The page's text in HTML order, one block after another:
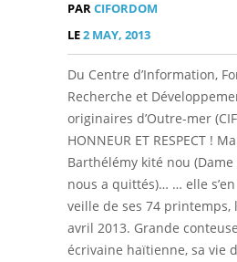
PARCIFORDOM
LE2 MAY, 2013
Du Centre d’Information,
Recherche et
originaires d’Outre-mer
HONNEUR ET RESPECT !
Barthélémy kité nou
nous a quittés)… … elle
veille de ses 74 printemps,
avril 2013. Grande
écrivaine haïtienne, sa vie